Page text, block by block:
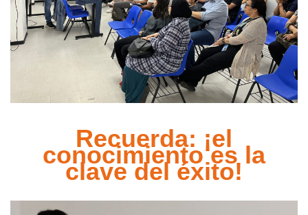
Recuerda: ¡el
conocimiento es la
clave del éxito!